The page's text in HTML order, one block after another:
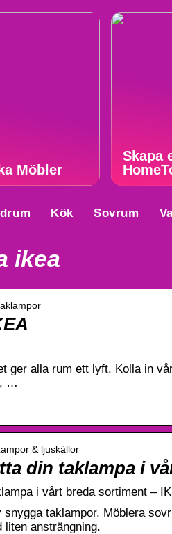
Möbler
Skapa
Kök Sovrum
ikea
ger alla rum ett lyft. Kolla in
…
& ljuskällor
din taklampa i
i vårt breda sortiment –
snygga taklampor. Möblera
ansträngning.